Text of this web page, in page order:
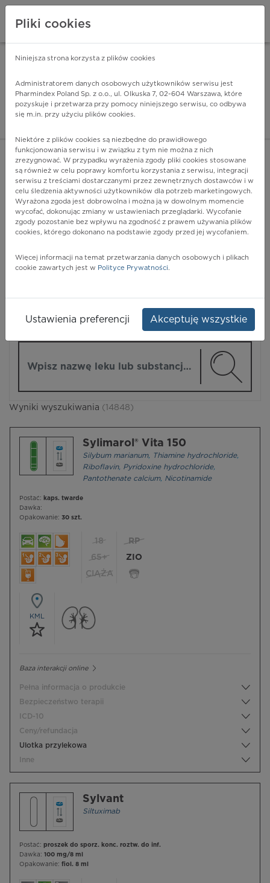
Pharmindex - lider
ZALOGUJ SIĘ
POKAŻ FILTRY
Pharmindex
Wyniki wyszukiwania (14848)
Sylimarol® Vita 150
Silybum marianum, Thiamine hydrochloride,
Riboflavin, Pyridoxine hydrochloride,
Pantothenate calcium, Nicotinamide
Postać: kaps. twarde
Dawka:
Opakowanie: 30 szt.
18
65+
CIĄŻA
RP
ZIO
KML
Baza interakcji online
Pełna informacja o produkcie
Bezpieczeństwo terapii
ICD-10
Ceny/refundacja
Ulotka przylekowa
Inne
Sylvant
Siltuximab
Postać: proszek do sporz. konc. roztw. do inf.
Dawka: 100 mg/8 ml
Opakowanie: fiol. 8 ml
Pliki cookies
Niniejsza strona korzysta z plików cookies
Administratorem danych osobowych użytkowników serwisu jest
Pharmindex Poland Sp. z o.o., ul. Olkuska 7, 02-604 Warszawa, które
pozyskuje i przetwarza przy pomocy niniejszego serwisu, co odbywa
się m.in. przy użyciu plików cookies.
Niektóre z plików cookies są niezbędne do prawidłowego
funkcjonowania serwisu i w związku z tym nie można z nich
zrezygnować. W przypadku wyrażenia zgody pliki cookies stosowane
są również w celu poprawy komfortu korzystania z serwisu, integracji
serwisu z treściami dostarczanymi przez zewnętrznych dostawców i w
celu śledzenia aktywności użytkowników dla potrzeb marketingowych.
Wyrażona zgoda jest dobrowolna i można ją w dowolnym momencie
wycofać, dokonując zmiany w ustawieniach przeglądarki. Wycofanie
zgody pozostanie bez wpływu na zgodność z prawem używania plików
cookies, którego dokonano na podstawie zgody przed jej wycofaniem.
Więcej informacji na temat przetwarzania danych osobowych i plikach
cookie zawartych jest w Polityce Prywatności.
Ustawienia preferencji Akceptuję wszystkie
ZA DARMO - w Google Play INSTALUJ